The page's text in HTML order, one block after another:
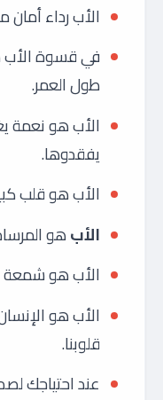
الأب رداء
في قسوة الأب
طول العمر.
الأب هو نعمة
يفقدوها.
الأب هو قلب
الأبهو
الأب هو شمعة
الأب هو
قلوبنا.
عند احتياجك